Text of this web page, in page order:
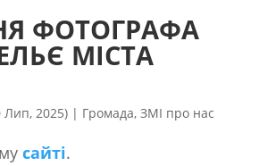
ФОТОГРАФА
МІСТА
Лип, 2025)| Громада, ЗМІ про нас
сайті.